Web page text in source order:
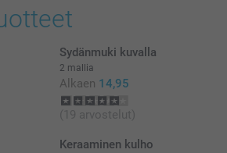
on iloa pitkäksi aikaa 🥰
Sydänmuki kuvalla
2 mallia
Alkaen 14,95
(19 arvostelut)
Keraaminen kulho